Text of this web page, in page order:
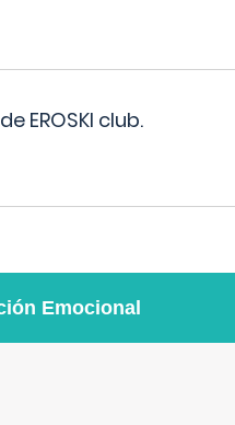
EROSKI club.
Emocional